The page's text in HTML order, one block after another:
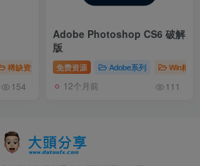
稀缺资源 # 封杀软件 # 矢量工具
154
Adobe Photoshop CS6 破解
版
免费资源 Adobe系列 Win精选
12个月前 111